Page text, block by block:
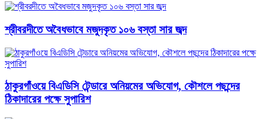
শ্রীবরদীতে অবৈধভাবে মজুদকৃত ১০৬ বস্তা সার জব্দ
ঠাকুরগাঁওয়ে বিএডিসি টেন্ডারে অনিয়মের অভিযোগ, কৌশলে পছন্দের
ঠিকাদারের পক্ষে সুপারিশ